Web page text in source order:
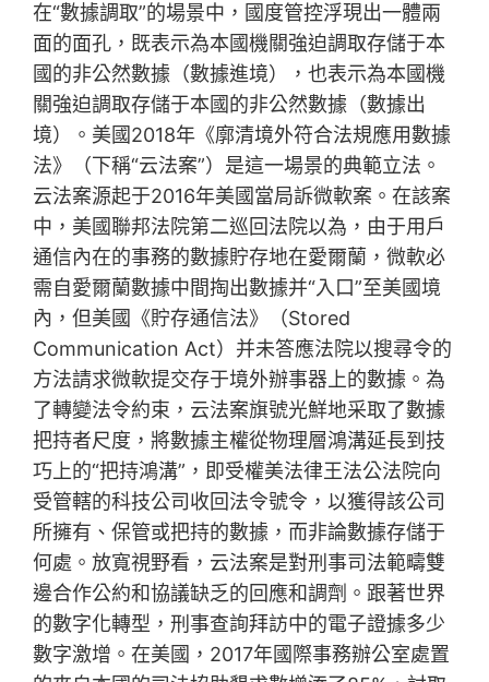
在“數據調取”的場景中，國度管控浮現出一體兩
面的面孔，既表示為本國機關強迫調取存儲于本
國的非公然數據（數據進境），也表示為本國機
關強迫調取存儲于本國的非公然數據（數據出
境）。美國2018年《廓清境外符合法規應用數據
法》（下稱“云法案”）是這一場景的典範立法。
云法案源起于2016年美國當局訴微軟案。在該案
中，美國聯邦法院第二巡回法院以為，由于用戶
通信內在的事務的數據貯存地在愛爾蘭，微軟必
需自愛爾蘭數據中間掏出數據并“入口”至美國境
內，但美國《貯存通信法》（Stored
Communication Act）并未答應法院以搜尋令的
方法請求微軟提交存于境外辦事器上的數據。為
了轉變法令約束，云法案旗號光鮮地采取了數據
把持者尺度，將數據主權從物理層鴻溝延長到技
巧上的“把持鴻溝”，即受權美法律王法公法院向
受管轄的科技公司收回法令號令，以獲得該公司
所擁有、保管或把持的數據，而非論數據存儲于
何處。放寬視野看，云法案是對刑事司法範疇雙
邊合作公約和協議缺乏的回應和調劑。跟著世界
的數字化轉型，刑事查詢拜訪中的電子證據多少
數字激增。在美國，2017年國際事務辦公室處置